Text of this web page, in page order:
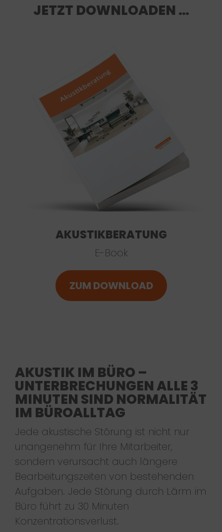
JETZT DOWNLOADEN …
AKUSTIKBERATUNG
E-Book
ZUM DOWNLOAD
AKUSTIK IM BÜRO –
UNTERBRECHUNGEN ALLE 3
MINUTEN SIND NORMALITÄT
IM BÜROALLTAG
Jede akustische Störung ist nicht nur
unangenehm für Ihre Mitarbeiter,
sondern verursacht auch längere
Bearbeitungszeiten von bestehenden
Aufgaben. Jede Störung durch Lärm im
Büro führt zu 30 Minuten
Konzentrationsverlust.